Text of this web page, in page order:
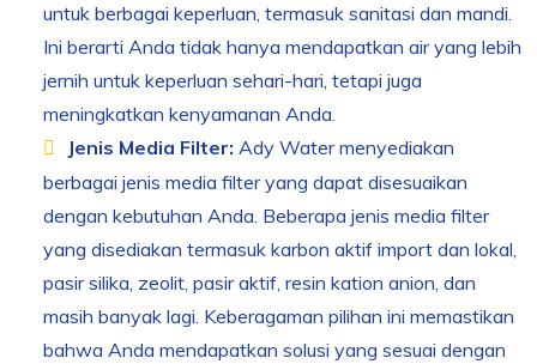
untuk berbagai keperluan, termasuk sanitasi dan mandi.
Ini berarti Anda tidak hanya mendapatkan air yang lebih
jernih untuk keperluan sehari-hari, tetapi juga
meningkatkan kenyamanan Anda.
Jenis Media Filter: Ady Water menyediakan
berbagai jenis media filter yang dapat disesuaikan
dengan kebutuhan Anda. Beberapa jenis media filter
yang disediakan termasuk karbon aktif import dan lokal,
pasir silika, zeolit, pasir aktif, resin kation anion, dan
masih banyak lagi. Keberagaman pilihan ini memastikan
bahwa Anda mendapatkan solusi yang sesuai dengan